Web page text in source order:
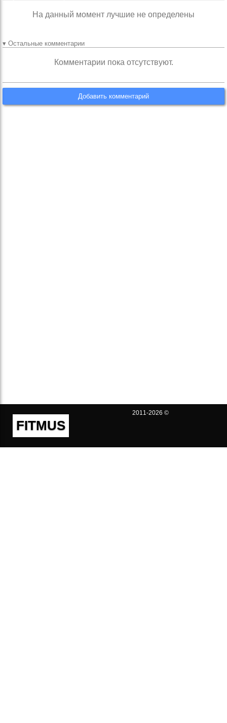
На данный момент лучшие не определены
▾ Остальные комментарии
Комментарии пока отсутствуют.
Добавить комментарий
FITMUS
2011-2026 ©